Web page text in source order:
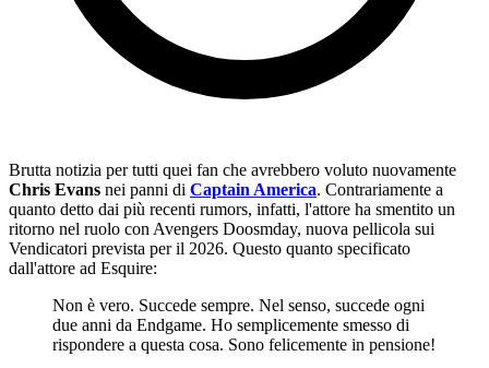
Brutta notizia per tutti quei fan che avrebbero voluto nuovamente
Chris Evans nei panni di Captain America. Contrariamente a
quanto detto dai più recenti rumors, infatti, l'attore ha smentito un
ritorno nel ruolo con Avengers Doosmday, nuova pellicola sui
Vendicatori prevista per il 2026. Questo quanto specificato
dall'attore ad Esquire:
Non è vero. Succede sempre. Nel senso, succede ogni
due anni da Endgame. Ho semplicemente smesso di
rispondere a questa cosa. Sono felicemente in pensione!